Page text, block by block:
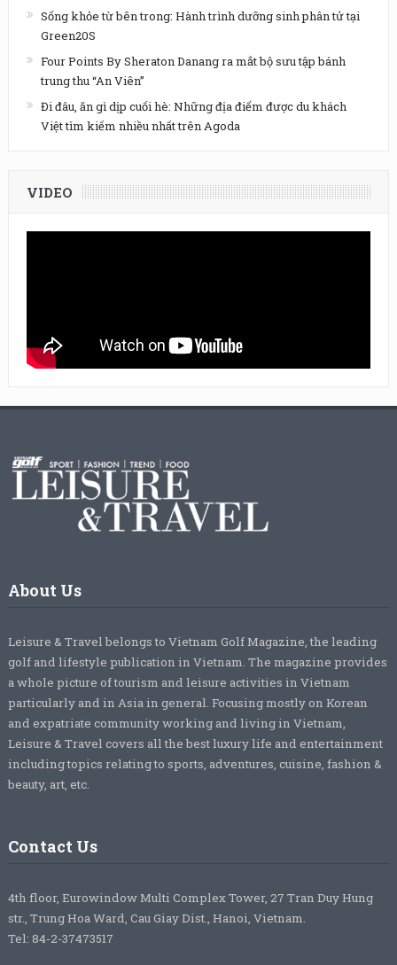
Sống khỏe từ bên trong: Hành trình dưỡng sinh phân tử tại
Green20S
Four Points By Sheraton Danang ra mắt bộ sưu tập bánh
trung thu “An Viên”
Đi đâu, ăn gì dịp cuối hè: Những địa điểm được du khách
Việt tìm kiếm nhiều nhất trên Agoda
VIDEO
About Us
Leisure & Travel belongs to Vietnam Golf Magazine, the leading
golf and lifestyle publication in Vietnam. The magazine provides
a whole picture of tourism and leisure activities in Vietnam
particularly and in Asia in general. Focusing mostly on Korean
and expatriate community working and living in Vietnam,
Leisure & Travel covers all the best luxury life and entertainment
including topics relating to sports, adventures, cuisine, fashion &
beauty, art, etc.
Contact Us
4th floor, Eurowindow Multi Complex Tower, 27 Tran Duy Hung
str., Trung Hoa Ward, Cau Giay Dist., Hanoi, Vietnam.
Tel: 84-2-37473517